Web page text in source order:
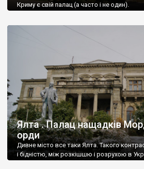
Криму є свій палац (а часто і не один).
Ялта . Палац нащадків
орди
Дивне місто все таки Ялта. Такого
і бідністю, між розкішшю і розрухою в